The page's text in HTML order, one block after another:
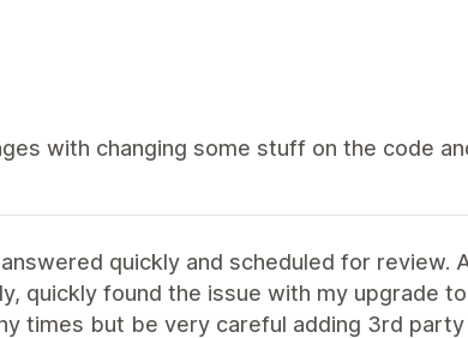
with changing some stuff on the code
quickly and scheduled for review.
quickly found the issue with my upgrade
times but be very careful adding 3rd